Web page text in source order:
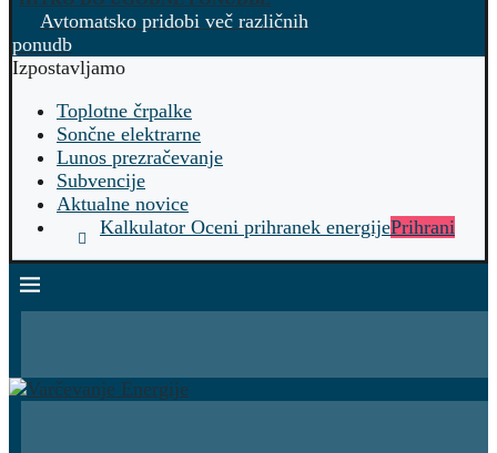
Avtomatsko pridobi več različnih
ponudb
Izpostavljamo
Toplotne črpalke
Sončne elektrarne
Lunos prezračevanje
Subvencije
Aktualne novice
Kalkulator Oceni prihranek energijePrihrani